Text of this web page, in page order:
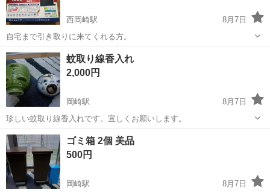
西岡崎駅
8月7日
自宅まで引き取りに来てくれる方。
愛知 岡崎市 西岡崎駅 その他
蚊取り線香入れ
2,000円
岡崎駅
8月7日
珍しい蚊取り線香入れです。宜しくお願いします。
愛知 岡崎市 岡崎駅 その他
ゴミ箱 2個 美品
500円
岡崎駅
8月7日